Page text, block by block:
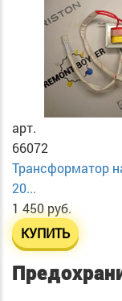
арт.
66072
Трансформатор
20...
1 450 руб.
КУПИТЬ